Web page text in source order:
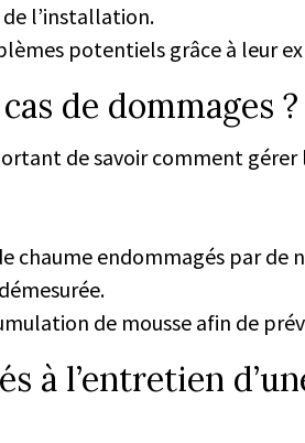
l’installation.
potentiels grâce à leur
de dommages ?
de savoir comment gérer
chaume endommagés par de
de mousse afin de
à l’entretien